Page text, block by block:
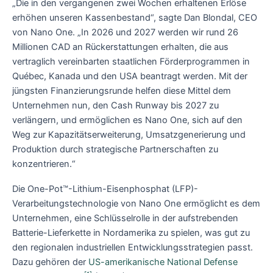
„Die in den vergangenen zwei Wochen erhaltenen Erlöse
erhöhen unseren Kassenbestand“, sagte Dan Blondal, CEO
von Nano One. „In 2026 und 2027 werden wir rund 26
Millionen CAD an Rückerstattungen erhalten, die aus
vertraglich vereinbarten staatlichen Förderprogrammen in
Québec, Kanada und den USA beantragt werden. Mit der
jüngsten Finanzierungsrunde helfen diese Mittel dem
Unternehmen nun, den Cash Runway bis 2027 zu
verlängern, und ermöglichen es Nano One, sich auf den
Weg zur Kapazitätserweiterung, Umsatzgenerierung und
Produktion durch strategische Partnerschaften zu
konzentrieren.“
Die One-Pot™-Lithium-Eisenphosphat (LFP)-
Verarbeitungstechnologie von Nano One ermöglicht es dem
Unternehmen, eine Schlüsselrolle in der aufstrebenden
Batterie-Lieferkette in Nordamerika zu spielen, was gut zu
den regionalen industriellen Entwicklungsstrategien passt.
Dazu gehören der US-amerikanische National Defense